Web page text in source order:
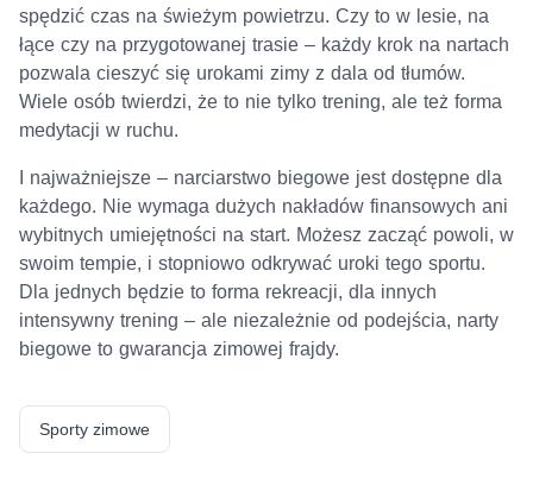
spędzić czas na świeżym powietrzu. Czy to w lesie, na
łące czy na przygotowanej trasie – każdy krok na nartach
pozwala cieszyć się urokami zimy z dala od tłumów.
Wiele osób twierdzi, że to nie tylko trening, ale też forma
medytacji w ruchu.
I najważniejsze – narciarstwo biegowe jest dostępne dla
każdego. Nie wymaga dużych nakładów finansowych ani
wybitnych umiejętności na start. Możesz zacząć powoli, w
swoim tempie, i stopniowo odkrywać uroki tego sportu.
Dla jednych będzie to forma rekreacji, dla innych
intensywny trening – ale niezależnie od podejścia, narty
biegowe to gwarancja zimowej frajdy.
Sporty zimowe